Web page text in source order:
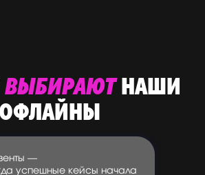
—
успешные кейсы начала
ВЫБИРАЮТНАШИ
ОФЛАЙНЫ